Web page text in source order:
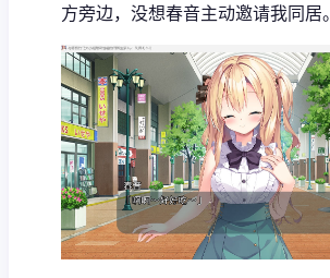
方旁边，没想春音主动邀请我同居。